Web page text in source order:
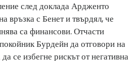
след доклада Ардженто
връзка с Бенет и твърдял, че
са финансови. Отчасти
Бурдейн да отговори на
се избегне рискът от негативна